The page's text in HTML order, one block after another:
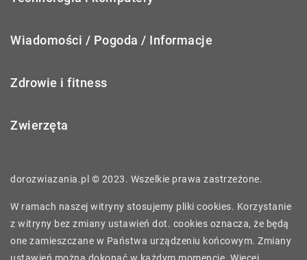
Wiadomości / Pogoda / Informacje
Zdrowie i fitness
Zwierzęta
dorozwiazania.pl © 2023. Wszelkie prawa zastrzeżone.
W ramach naszej witryny stosujemy pliki cookies. Korzystanie
z witryny bez zmiany ustawień dot. cookies oznacza, że będą
one zamieszczane w Państwa urządzeniu końcowym. Zmiany
ustawień można dokonać w każdym momencie. Więcej